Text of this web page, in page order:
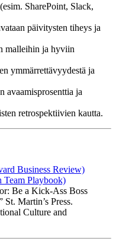
SharePoint, Slack,
päivitysten tiheys ja
malleihin ja hyviin
ymmärrettävyydestä ja
avaamisprosenttia ja
retrospektiivien kautta.
Business Review)
Team Playbook)
Be a Kick-Ass Boss
Martin’s Press.
Culture and